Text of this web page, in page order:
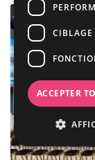
CIBLAGE
ACCEPTER